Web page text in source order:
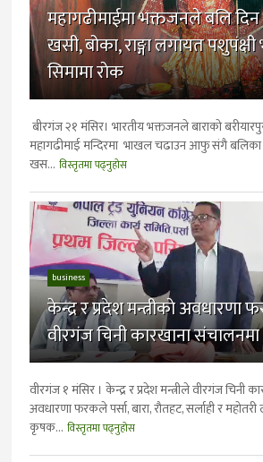
महागढीमाईमा भक्तजनले बलि
खसी, बोका, राङ्गा लगायत
सिमामा राेक
बीरगंज २१ मंसिर। भारतीय भक्तजनले बाराको
महागढीमाई मन्दिरमा भाखल चढाउन आफु संगै बलिका
खस... विस्तृतमा पढ्नुहोस
business
केन्द्र र प्रदेश मन्त्रीकाे
वीरगंज चिनी कारखाना संचालनमा
वीरगंज १ मंसिर । केन्द्र र प्रदेश मन्त्रीले वीरगंज चिनी
अवधारणा फरकले पर्सा, बारा, राैतहट, सर्लाही र
कृषक... विस्तृतमा पढ्नुहोस